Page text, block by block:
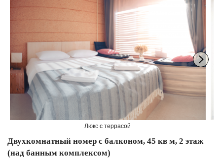
Люкс с террасой
Двухкомнатный номер с балконом, 45 кв м, 2 этаж
(над банным комплексом)